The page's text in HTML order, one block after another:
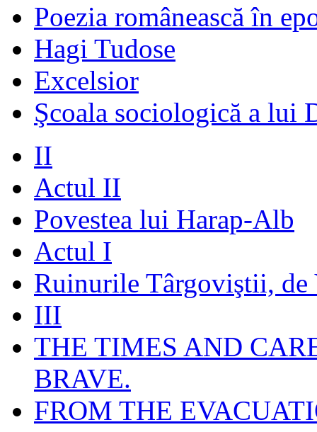
Poezia românească în
Hagi Tudose
Excelsior
Şcoala sociologică a lui
II
Actul II
Povestea lui Harap-Alb
Actul I
Ruinurile Târgoviştii, de
III
THE TIMES AND
BRAVE.
FROM THE